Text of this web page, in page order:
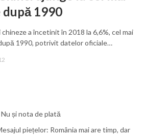
1990
a încetinit în 2018 la 6,6%, cel mai
1990, potrivit datelor oficiale…
Nu și nota de plată
piețelor: România mai are timp, dar